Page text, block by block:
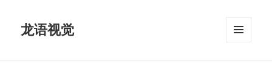
龙语视觉